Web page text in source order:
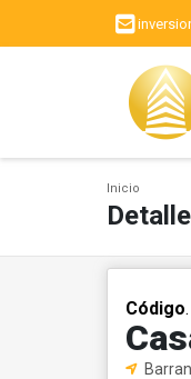
Inicio
Código